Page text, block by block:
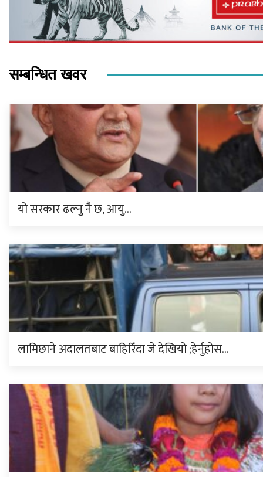
सम्बन्धित खवर
यो सरकार ढल्नु नै छ, आयु…
लामिछाने अदालतबाट बाहिरिँदा जे देखियो ;हेर्नुहोस…